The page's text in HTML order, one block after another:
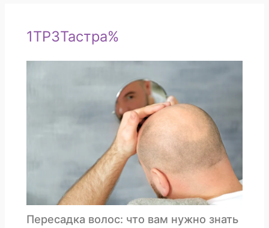
1TP3Тастра%
Пересадка волос: что вам нужно знать